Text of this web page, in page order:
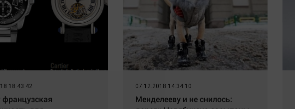
18:43:42
французская
07.12.2018 14:34:10
Менделееву и не снилось: